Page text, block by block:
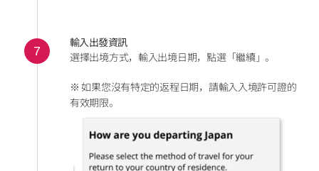
7
輸入出發資訊
選擇出境方式，輸入出境日期，點選「繼續」。
※ 如果您沒有特定的返程日期，請輸入入境許可證的
有效期限。